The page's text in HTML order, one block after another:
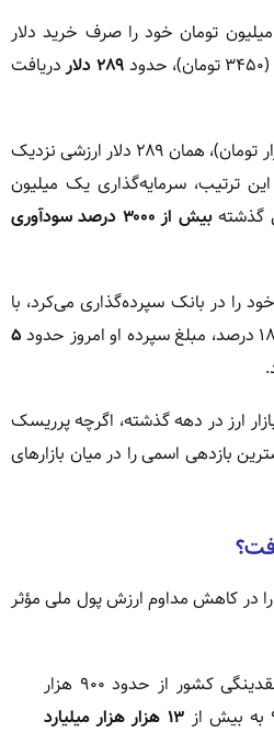
در سال ۱۳۹۴، یک میلیون تومان خود را صرف خرید دلار
۲۸۹ دلار
دریافت
اکنون با نرخ فعلی دلار (۱۰۷ هزار تومان)، همان ۲۸۹ دلار ارزشی نزدیک
این ترتیب، سرمایه‌گذاری یک میلیون
گذشتهبیش از ۳۰۰۰ درصد سودآوری
را در بانک سپرده‌گذاری می‌کرد، با
۵
ارز در دهه گذشته، اگرچه پرریسک
بازدهی اسمی را در میان بازارهای
در کاهش مداوم ارزش پول ملی مؤثر
: حجم نقدینگی کشور از حدود ۹۰۰ هزار
۱۳ هزار هزار میلیارد